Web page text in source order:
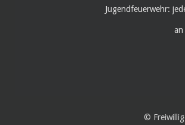
Jugendfeuerwehr:
an
©